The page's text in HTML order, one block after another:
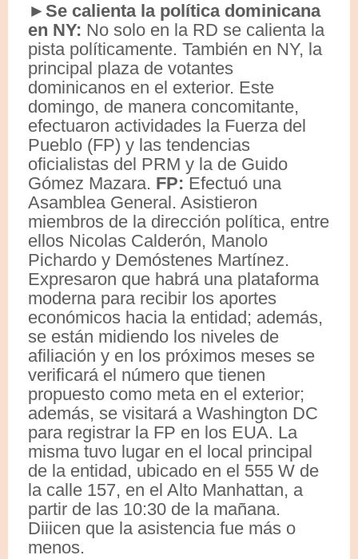
►Se calienta la política dominicana
en NY: No solo en la RD se calienta la
pista políticamente. También en NY, la
principal plaza de votantes
dominicanos en el exterior. Este
domingo, de manera concomitante,
efectuaron actividades la Fuerza del
Pueblo (FP) y las tendencias
oficialistas del PRM y la de Guido
Gómez Mazara. FP: Efectuó una
Asamblea General. Asistieron
miembros de la dirección política, entre
ellos Nicolas Calderón, Manolo
Pichardo y Demóstenes Martínez.
Expresaron que habrá una plataforma
moderna para recibir los aportes
económicos hacia la entidad; además,
se están midiendo los niveles de
afiliación y en los próximos meses se
verificará el número que tienen
propuesto como meta en el exterior;
además, se visitará a Washington DC
para registrar la FP en los EUA. La
misma tuvo lugar en el local principal
de la entidad, ubicado en el 555 W de
la calle 157, en el Alto Manhattan, a
partir de las 10:30 de la mañana.
Diiicen que la asistencia fue más o
menos.